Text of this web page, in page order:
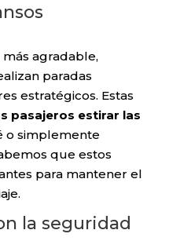
más agradable,
paradas
estratégicos. Estas
pasajeros estirar las
o simplemente
que estos
para mantener el
la seguridad